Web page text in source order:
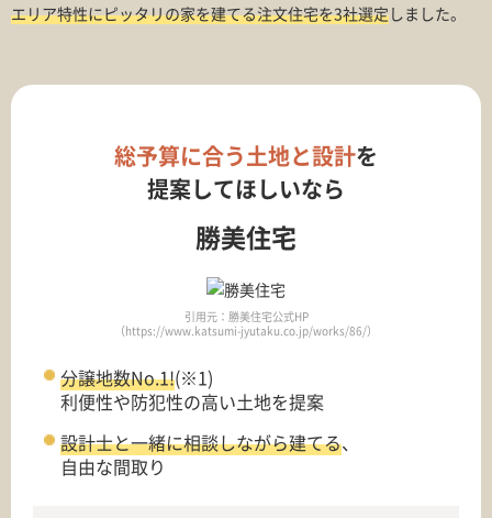
エリア特性にピッタリの家を建てる注文住宅を3社選定しました。
総予算に合う土地と設計を
提案してほしいなら
勝美住宅
引用元：勝美住宅公式HP
（https://www.katsumi-jyutaku.co.jp/works/86/）
分譲地数No.1!(※1)
利便性や防犯性の高い土地を提案
設計士と一緒に相談しながら建てる、
自由な間取り